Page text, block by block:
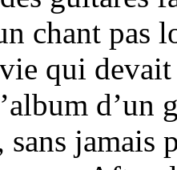
chant pas
vie qui
d’un
sans